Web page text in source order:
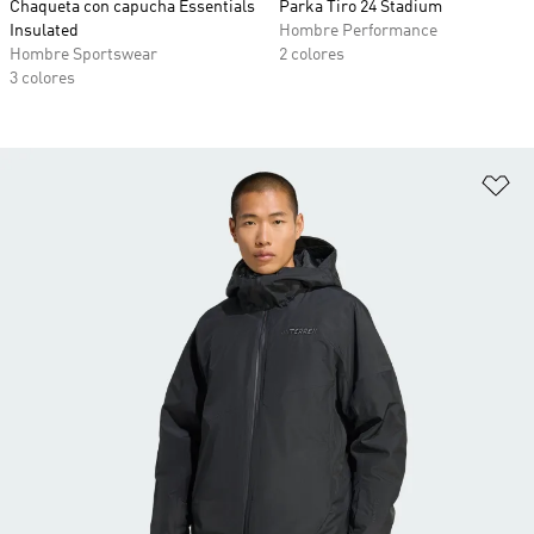
Chaqueta con capucha Essentials
Insulated
Hombre Sportswear
3 colores
Parka Tiro 24 Stadium
Hombre Performance
2 colores